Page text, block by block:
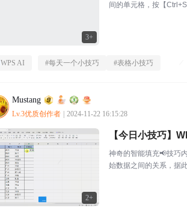
3+
间的单元格，按【
WPS AI #每天一个小技巧 #表格小技巧
Mustang
Lv.3优质创作者 2024-11-22 16:15:28
2+
【今日小技巧】
神奇的智能填充📢技巧
始数据之间的关系，据